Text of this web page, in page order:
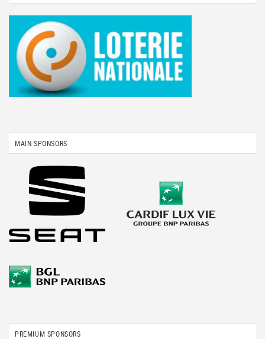
MAIN SPONSORS
PREMIUM SPONSORS